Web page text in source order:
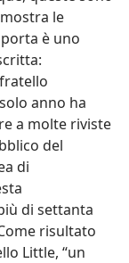
le
è uno
anno ha
a molte riviste
del
di
di settanta
risultato
Little, “un